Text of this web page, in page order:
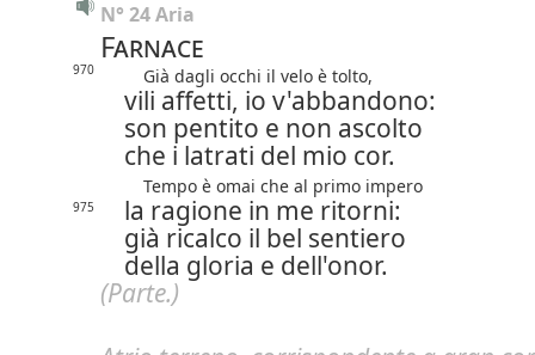
N° 24 Aria
Farnace
970 Già dagli occhi il velo è tolto,
vili affetti, io v'abbandono:
son pentito e non ascolto
che i latrati del mio cor.
Tempo è omai che al primo impero
975
la ragione in me ritorni:
già ricalco il bel sentiero
della gloria e dell'onor.
(Parte.)